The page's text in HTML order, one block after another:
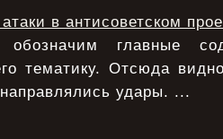
в антисоветском
обозначим главные
тематику. Отсюда
направлялись удары. ...